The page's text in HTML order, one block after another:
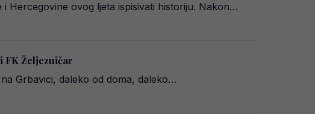
Hercegovine ovog ljeta ispisivati historiju. Nakon…
FK Željezničar
Grbavici, daleko od doma, daleko…